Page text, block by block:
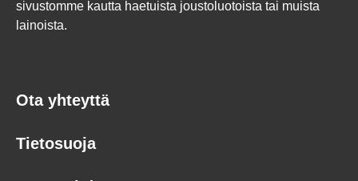
sivustomme kautta haetuista joustoluotoista tai muista
lainoista.
Ota yhteyttä
Tietosuoja